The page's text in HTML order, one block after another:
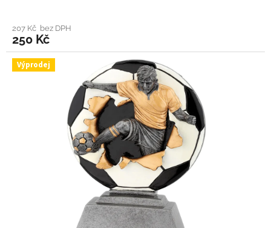
207 Kč bez DPH
250 Kč
Výprodej